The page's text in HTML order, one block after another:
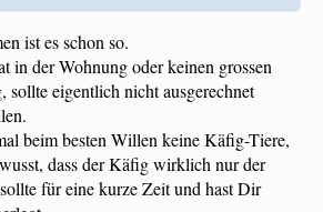
ist es schon so.
in der Wohnung oder keinen grossen
sollte eigentlich nicht ausgerechnet
beim besten Willen keine Käfig-Tiere,
dass der Käfig wirklich nur der
für eine kurze Zeit und hast Dir